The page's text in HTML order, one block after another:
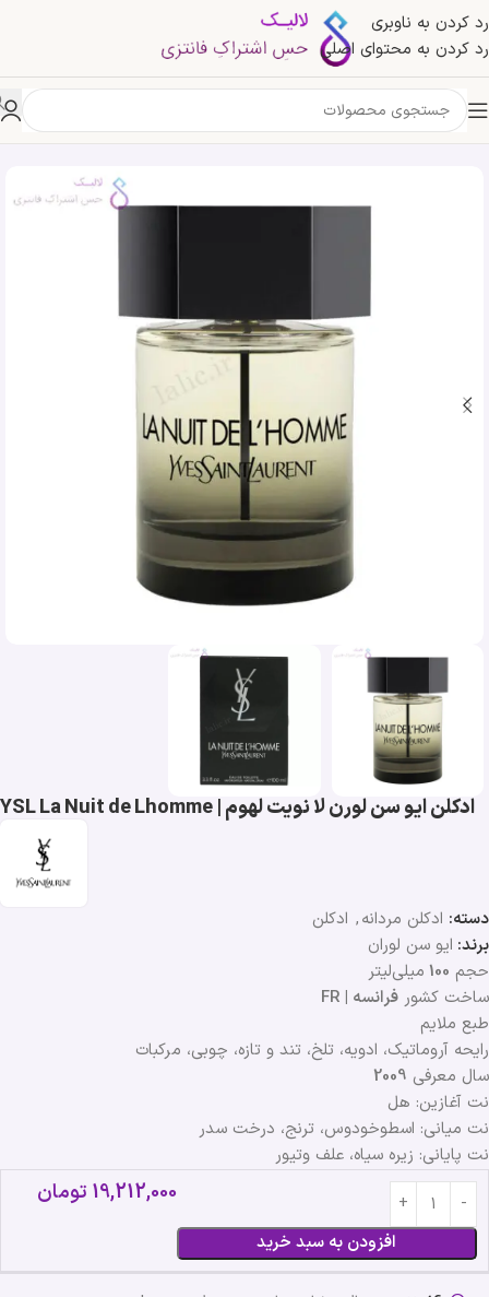
رد کردن به ناوبری
رد کردن به محتوای اصلی
خانه »فروشگاه »ادکلن ایو سن لورن لا نویت لهوم | YSL La Nuit de Lhomme
ادکلن ایو سن لورن لا نویت لهوم | YSL La Nuit de Lhomme
دسته: ادکلن مردانه, ادکلن
برند: ایو سن لوران
حجم 100 میلی‌لیتر
ساخت کشور فرانسه | FR
طبع ملایم
رایحه آروماتیک، ادویه، تلخ، تند و تازه، چوبی، مرکبات
سال معرفی 2009
نت آغازین: هل
نت میانی: اسطوخودوس، ترنج، درخت سدر
نت پایانی: زیره سیاه، علف وتیور
افزودن به سبد خرید
19,212,000 تومان